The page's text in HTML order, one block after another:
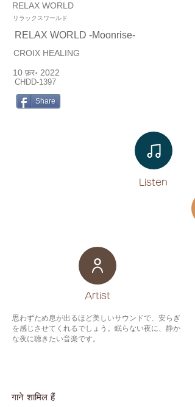
RELAX WORLD
リラックスワールド
RELAX WORLD -Moonrise-
CROIX HEALING
10 फ़र॰ 2022
CHDD-1397
Share
Listen​
​Artist
思わずため息が出るほど美しいサウンドで、安らぎ
を感じさせてくれるでしょう。眠らない夜に、静か
な夜に聴きたい音楽です。
गाने शामिल हैं